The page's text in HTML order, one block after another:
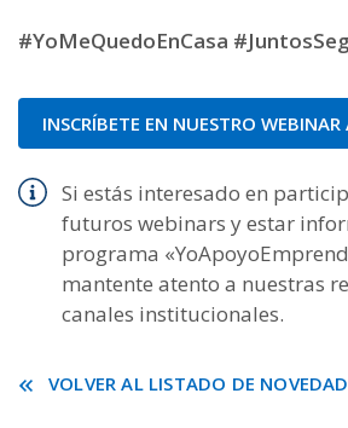
#YoMeQuedoEnCasa
INSCRÍBETE EN NUESTRO
Si estás interesado en
futuros webinars y estar
programa
mantente atento a nuestras
canales institucionales.
VOLVER AL LISTADO DE